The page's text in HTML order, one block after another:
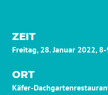
ZEIT
Freitag, 28. Januar 2022,
ORT
Käfer-